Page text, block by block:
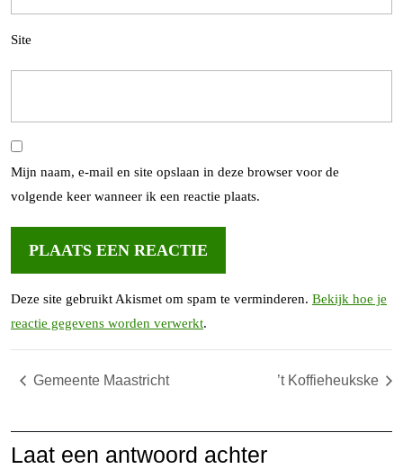
Site
Mijn naam, e-mail en site opslaan in deze browser voor de
volgende keer wanneer ik een reactie plaats.
Deze site gebruikt Akismet om spam te verminderen. Bekijk hoe je
reactie gegevens worden verwerkt.
Gemeente Maastricht ’t Koffieheukske
Laat een antwoord achter